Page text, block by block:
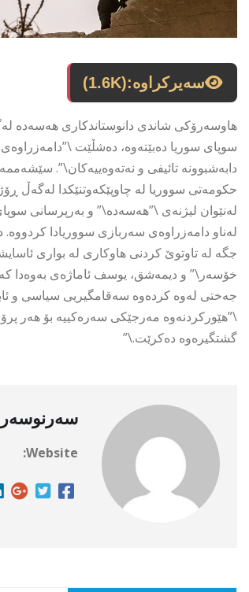
سەیرکراوە:(1.6K)
هاوسەرۆکی شاندی دانوستاندکاری هەسەدە
سوپای سوریا دەبێتەوە، دەشڵێت
حکومەتی سووریا لە چاوپێکەوتنێکدا لەگەڵ
لەنێوان لیژنەی \”هەسەدە\” و بەرپرسانی
لەناو دامەزراوەی سەربازی سووریادا
جگە لە تاوتوێ کردنی هاوکاری لە بواری
خۆسەر\” و دیمەشق، یوسف ئاماژەی بەوەدا کە
جەختی لەوە کردەوە سەقامگیریی سیاسی و
\”هێورکردنەوە مەرجێکی سەرەکییە بۆ هەر
گشتگیرەوە دەکرێت.\”
سەرنوسەر
Website: